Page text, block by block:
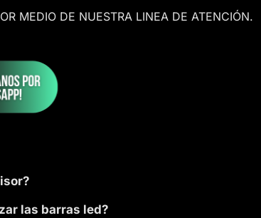
MEDIO DE NUESTRA LINEA DE ATENCIÓN.
las barras led?